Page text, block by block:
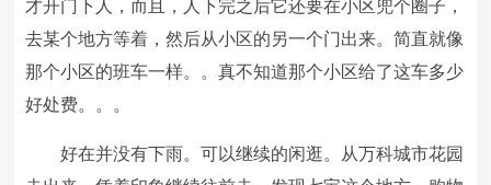
才开门下人，而且，人下完之后它还要在小区兜个圈子，
去某个地方等着，然后从小区的另一个门出来。简直就像
那个小区的班车一样。。真不知道那个小区给了这车多少
好处费。。。
好在并没有下雨。可以继续的闲逛。从万科城市花园